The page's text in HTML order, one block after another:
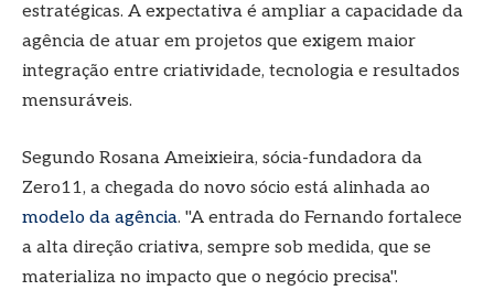
estratégicas. A expectativa é ampliar a capacidade da
agência de atuar em projetos que exigem maior
integração entre criatividade, tecnologia e resultados
mensuráveis.
Segundo Rosana Ameixieira, sócia-fundadora da
Zero11, a chegada do novo sócio está alinhada ao
modelo da agência. "A entrada do Fernando fortalece
a alta direção criativa, sempre sob medida, que se
materializa no impacto que o negócio precisa".